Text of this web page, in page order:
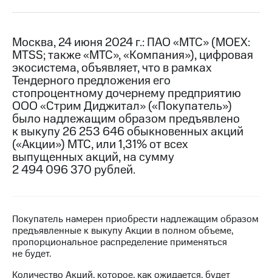
информация
Контакты
Медиа-центр
Пресс-
релизы
МТС
о технологиях
Достижения
Интервью
Контакты
Новости
регионе
Москва, 24 июня 2024 г.: ПАО «МТС» (MOEX:
MTSS; также «МТС», «Компания»), цифровая
экосистема, объявляет, что в рамках
Тендерного предложения его
стопроцентному дочернему предприятию
ООО «Стрим Диджитал» («Покупатель»)
было надлежащим образом предъявлено
к выкупу 26 253 646 обыкновенных акций
(«Акции») МТС, или 1,31% от всех
выпущенных акций, на сумму
2 494 096 370 рублей.
Покупатель намерен приобрести надлежащим образом
предъявленные к выкупу Акции в полном объеме,
пропорциональное распределение применяться
не будет.
Количество Акций, которое, как ожидается, будет